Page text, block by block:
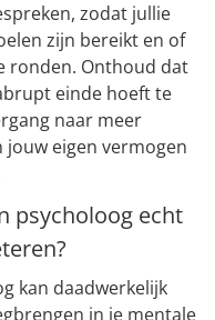
zodat jullie
zijn bereikt en of
ronden. Onthoud dat
einde hoeft te
naar meer
eigen vermogen
psycholoog echt
kan daadwerkelijk
in je mentale